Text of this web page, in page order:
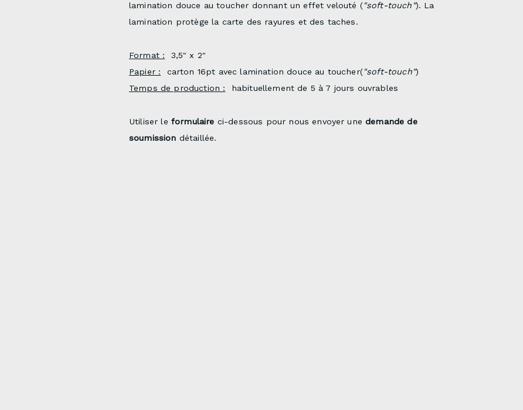
lamination douce au toucher donnant un effet velouté ("soft-touch"). La
lamination protège la carte des rayures et des taches.
Format : 3,5" x 2"
Papier : carton 16pt avec lamination douce au toucher("soft-touch")
Temps de production : habituellement de 5 à 7 jours ouvrables
Utiliser le formulaire ci-dessous pour nous envoyer unedemande de
soumission détaillée.